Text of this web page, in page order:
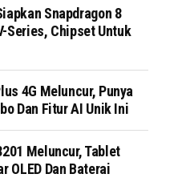
Snapdragon 8
Series, Chipset Untuk
4G Meluncur, Punya
Dan Fitur AI Unik Ini
Meluncur, Tablet
OLED Dan Baterai